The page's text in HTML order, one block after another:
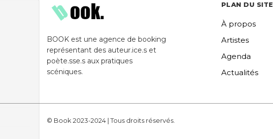
BOOK est une agence de booking
représentant des auteur.ice.s et
poète.sse.s aux pratiques
scéniques.
PLAN DU SITE
À propos
Artistes
Agenda
Actualités
© Book 2023-2024 | Tous droits réservés.